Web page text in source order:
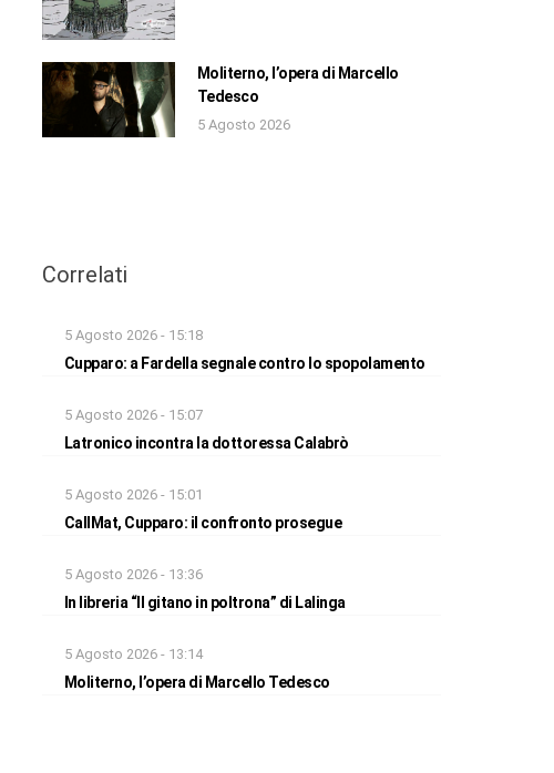
Moliterno, l’opera di Marcello
Tedesco
5 Agosto 2026
Correlati
5 Agosto 2026 - 15:18
Cupparo: a Fardella segnale contro lo spopolamento
5 Agosto 2026 - 15:07
Latronico incontra la dottoressa Calabrò
5 Agosto 2026 - 15:01
CallMat, Cupparo: il confronto prosegue
5 Agosto 2026 - 13:36
In libreria “Il gitano in poltrona” di Lalinga
5 Agosto 2026 - 13:14
Moliterno, l’opera di Marcello Tedesco